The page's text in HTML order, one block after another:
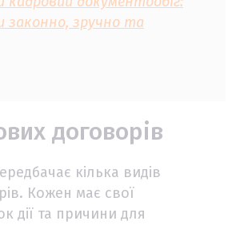
зручно та
договорів
кілька видів
Кожен має свої
дії та причини для